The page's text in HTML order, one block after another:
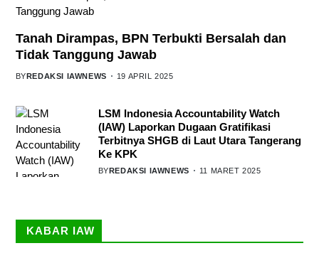
Tanah Dirampas, BPN Terbukti Bersalah dan
Tidak Tanggung Jawab
BYREDAKSI IAWNEWS 19 APRIL 2025
LSM Indonesia Accountability Watch
(IAW) Laporkan Dugaan Gratifikasi
Terbitnya SHGB di Laut Utara Tangerang
Ke KPK
BYREDAKSI IAWNEWS 11 MARET 2025
KABAR IAW